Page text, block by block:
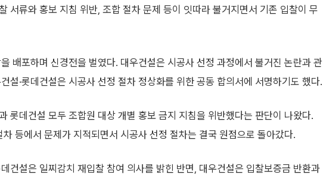
서류와 홍보 지침 위반, 조합 절차 문제 등이 잇따라 불거지면서 기존 입찰이 무
배포하며 신경전을 벌였다. 대우건설은 시공사 선정 과정에서 불거진 논란과 관
설·롯데건설은 시공사 선정 절차 정상화를 위한 공동 합의서에 서명하기도 했다.
롯데건설 모두 조합원 대상 개별 홍보 금지 지침을 위반했다는 판단이 나왔다.
등에서 문제가 지적되면서 시공사 선정 절차는 결국 원점으로 돌아갔다.
건설은 일찌감치 재입찰 참여 의사를 밝힌 반면, 대우건설은 입찰보증금 반환과